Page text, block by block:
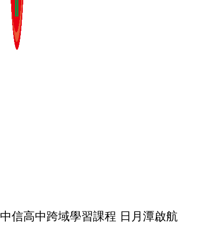
中信高中跨域學習課程 日月潭啟航